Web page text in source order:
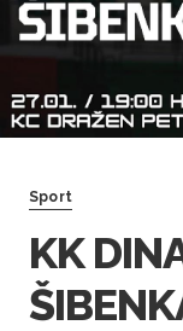
Sport
KK